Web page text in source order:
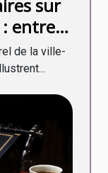
sur
: entre
de la ville-